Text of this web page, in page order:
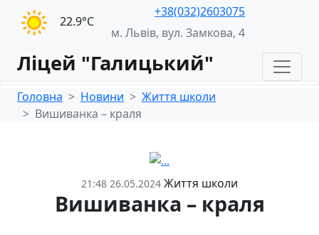
22.9°С
+38(032)2603075
м. Львів, вул. Замкова, 4
Ліцей "Галицький"
Головна Новини
Життя школи
Вишиванка – краля
21:48 26.05.2024 Життя школи
Вишиванка – краля